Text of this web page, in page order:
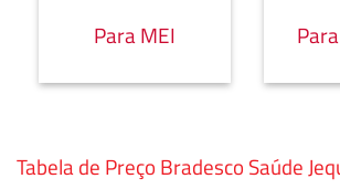
Para MEI
Tabela de Preço Bradesco Saúde